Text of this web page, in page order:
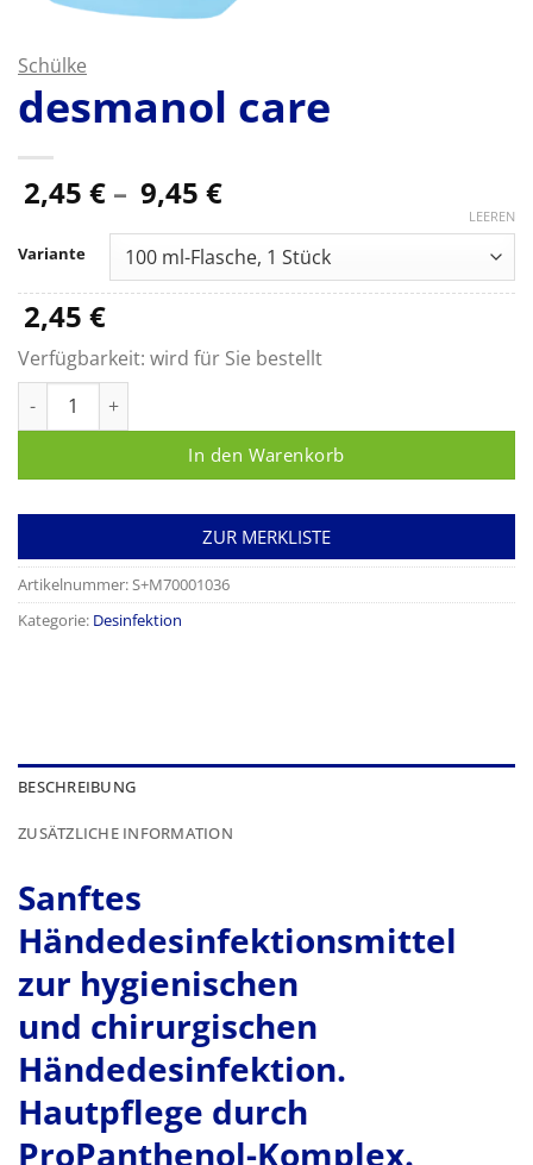
Schülke
desmanol care
2,45 € – 9,45 €Preisspanne:
bis
9,45 €
Variante
LEEREN
2,45 €
Verfügbarkeit: wird für Sie bestellt
In den Warenkorb
ZUR MERKLISTE
Artikelnummer: S+M70001036
Kategorie: Desinfektion
BESCHREIBUNG
ZUSÄTZLICHE INFORMATION
Sanftes
Händedesinfektionsmittel
zur hygienischen
und chirurgischen
Händedesinfektion.
Hautpflege durch
ProPanthenol-Komplex.